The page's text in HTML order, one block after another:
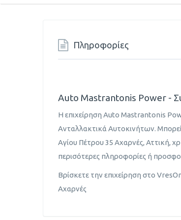
Πληροφορίες
Auto Mastrantonis Power -
Η επιχείρηση Auto Mastrantonis
Ανταλλακτικά Αυτοκινήτων.
Αγίου Πέτρου 35 Αχαρνές, Αττική,
περισότερες πληροφορίες ή
Βρίσκετε την επιχείρηση στο
Αχαρνές